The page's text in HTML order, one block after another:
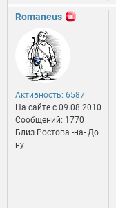
Romaneus
Активность: 6587
На сайте c 09.08.2010
Сообщений: 1770
Близ Ростова -на- До
ну